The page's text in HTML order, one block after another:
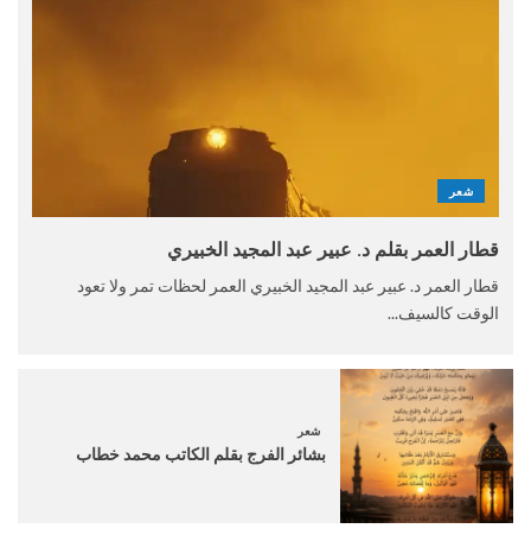
شعر
قطار العمر بقلم د. عبير عبد المجيد الخبيري
قطار العمر د. عبير عبد المجيد الخبيري العمر لحظات تمر ولا تعود
الوقت كالسيف...
شعر
بشائر الفرج بقلم الكاتب محمد خطاب